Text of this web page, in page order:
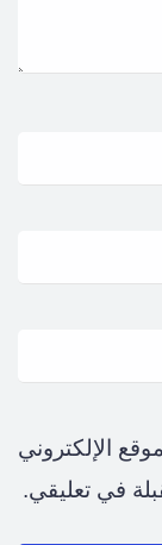
الإلكتروني
في تعليقي.